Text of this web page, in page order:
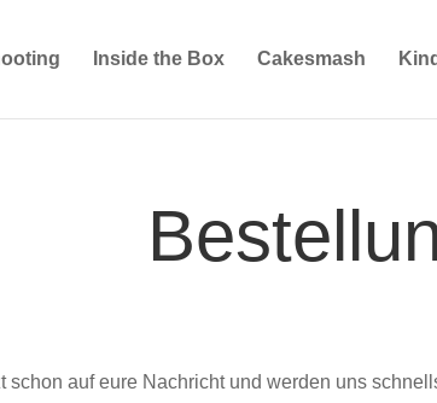
Inside the Box Cakesmash
schon auf eure Nachricht und werden uns